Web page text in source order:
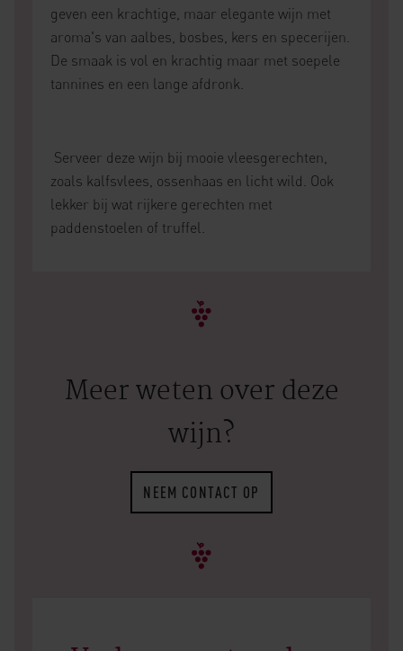
geven een krachtige, maar elegante wijn met
aroma's van aalbes, bosbes, kers en specerijen.
De smaak is vol en krachtig maar met soepele
tannines en een lange afdronk.
Serveer deze wijn bij mooie vleesgerechten,
zoals kalfsvlees, ossenhaas en licht wild. Ook
lekker bij wat rijkere gerechten met
paddenstoelen of truffel.
Meer weten over deze
wijn?
NEEM CONTACT OP